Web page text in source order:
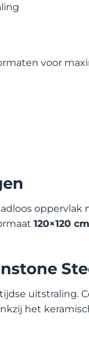
voor
120×120 cm
uitstraling.
het